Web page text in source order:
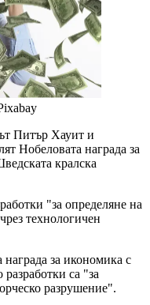
Питър Хауит и
Нобеловата награда за
кралска
"за определяне на
технологичен
за икономика с
са "за
разрушение".